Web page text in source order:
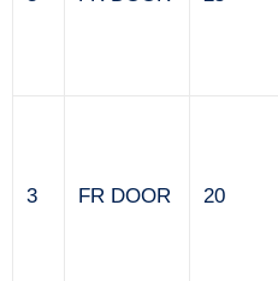
3 FR DOOR 20